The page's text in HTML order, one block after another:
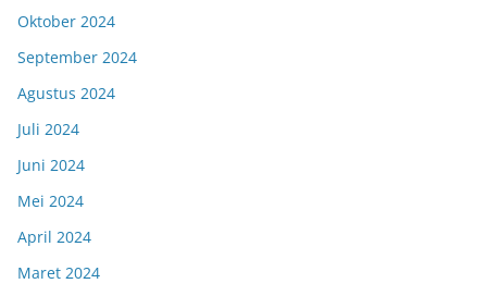
Oktober 2024
September 2024
Agustus 2024
Juli 2024
Juni 2024
Mei 2024
April 2024
Maret 2024